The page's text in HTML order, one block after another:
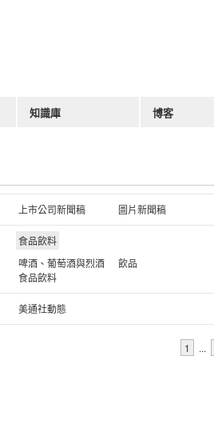
上市公司新聞稿 圖片新聞稿
食品飲料
啤酒、葡萄酒與烈酒
飲品
食品飲料
美通社動態
1 ...
知識庫 博客